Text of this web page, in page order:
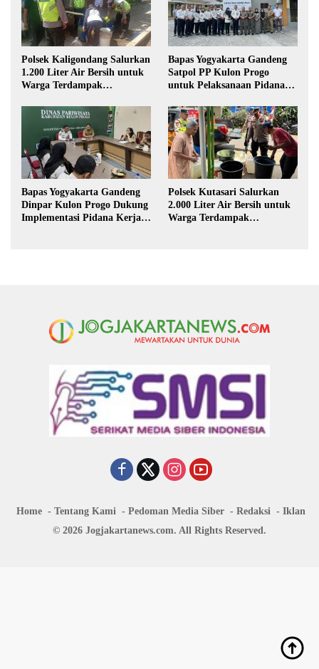
Polsek Kaligondang Salurkan
1.200 Liter Air Bersih untuk
Warga Terdampak
Bapas Yogyakarta Gandeng
Satpol PP Kulon Progo
untuk Pelaksanaan Pidana
Bapas Yogyakarta Gandeng
Dinpar Kulon Progo Dukung
Implementasi Pidana Kerja
Polsek Kutasari Salurkan
2.000 Liter Air Bersih untuk
Warga Terdampak
Home Tentang Kami Pedoman Media Siber Redaksi
Iklan
© 2026 Jogjakartanews.com. All Rights Reserved.